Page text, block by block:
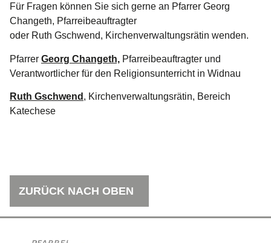
Für Fragen können Sie sich gerne an Pfarrer Georg
Changeth, Pfarreibeauftragter
oder Ruth Gschwend, Kirchenverwaltungsrätin wenden.
Pfarrer Georg Changeth, Pfarreibeauftragter und
Verantwortlicher für den Religionsunterricht in Widnau
Ruth Gschwend , Kirchenverwaltungsrätin, Bereich
Katechese
ZURÜCK NACH OBEN